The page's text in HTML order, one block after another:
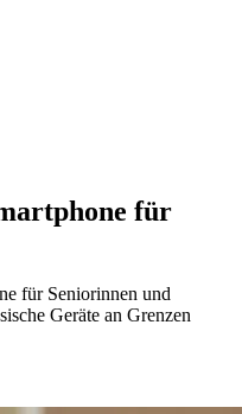
für
für Seniorinnen und
Geräte an Grenzen